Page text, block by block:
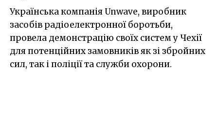
Українська компанія Unwave, виробник
засобів радіоелектронної боротьби,
провела демонстрацію своїх систем у Чехії
для потенційних замовників як зі збройних
сил, так і поліції та служби охорони.